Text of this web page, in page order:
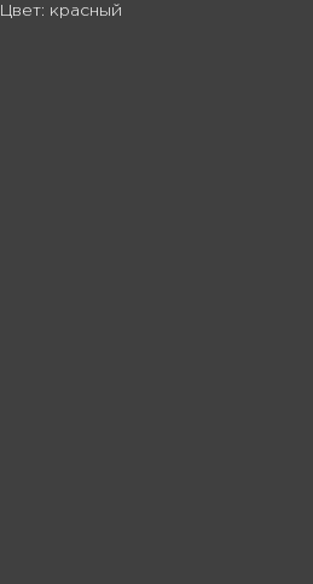
Цвет: красный